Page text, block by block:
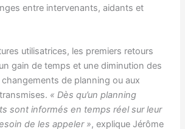
entre intervenants, aidants et
utilisatrices, les premiers retours
gain de temps et une diminution des
de planning ou aux
« Dès qu’un planning
sont informés en temps réel sur leur
de les appeler », explique Jérôme